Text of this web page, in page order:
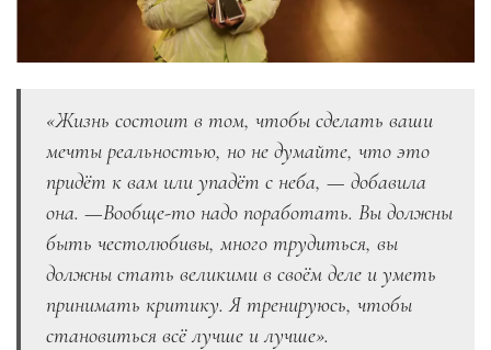
«Жизнь состоит в том, чтобы сделать ваши
мечты реальностью, но не думайте, что это
придёт к вам или упадёт с неба, — добавила
она. —Вообще-то надо поработать. Вы должны
быть честолюбивы, много трудиться, вы
должны стать великими в своём деле и уметь
принимать критику. Я тренируюсь, чтобы
становиться всё лучше и лучше».